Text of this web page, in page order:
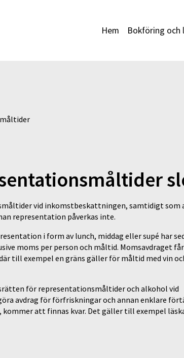
Hem Bokföring och
vid inkomstbeskattningen, samtidigt som
representation påverkas inte.
i form av lunch, middag eller supé har
moms per person och måltid. Momsavdraget
till exempel en gräns gäller för måltid med vin
för representationsmåltider och alkohol vid
avdrag för förfriskningar och annan enklare
att finnas kvar. Det gäller till exempel